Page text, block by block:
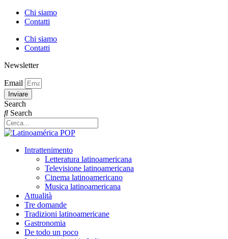
Chi siamo
Contatti
Chi siamo
Contatti
Newsletter
Email
Inviare
Search
Search
Intrattenimento
Letteratura latinoamericana
Televisione latinoamericana
Cinema latinoamericano
Musica latinoamericana
Attualità
Tre domande
Tradizioni latinoamericane
Gastronomia
De todo un poco